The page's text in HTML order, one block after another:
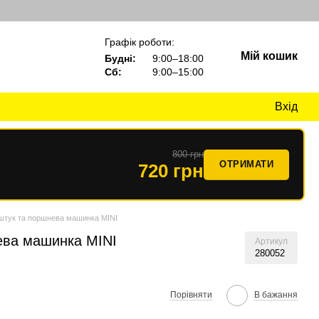
Графік роботи:
Будні:
9:00–18:00
Сб:
9:00–15:00
Мій кошик
Вхід
800 грн
720 грн ОТРИМАТИ
та поршнева машинка MINI
машинка MINI Артикул
280052
Порівняти В бажання